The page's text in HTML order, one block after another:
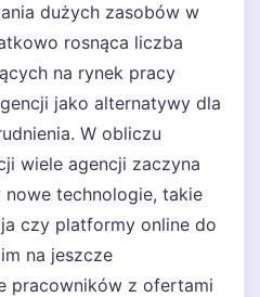
dużych zasobów w
rosnąca liczba
na rynek pracy
jako alternatywy dla
W obliczu
wiele agencji zaczyna
technologie, takie
czy platformy online do
na jeszcze
pracowników z ofertami